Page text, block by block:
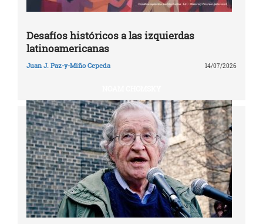
Desafíos históricos a las izquierdas
latinoamericanas
Juan J. Paz-y-Miño Cepeda 14/07/2026